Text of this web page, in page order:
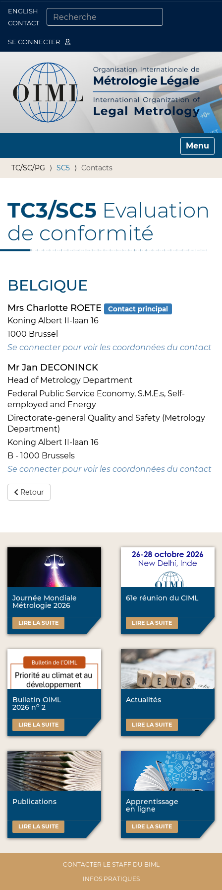
ENGLISH
CONTACT
SE CONNECTER
Toggle
TC/SC/PG SC5 Contacts
TC3/SC5 Evaluation
de conformité
BELGIQUE
Mrs Charlotte ROETE Contact principal
Koning Albert II-laan 16
1000 Brussel
Se connecter pour voir les coordonnées du contact
Mr Jan DECONINCK
Head of Metrology Department
Federal Public Service Economy, S.M.E.s, Self-
employed and Energy
Directorate-general Quality and Safety (Metrology
Department)
Koning Albert II-laan 16
B - 1000 Brussels
Se connecter pour voir les coordonnées du contact
Retour
Journée Mondiale
Métrologie 2026
LIRE LA SUITE
61e réunion du CIML
LIRE LA SUITE
Bulletin OIML
2026 no 2
LIRE LA SUITE
Actualités
LIRE LA SUITE
Publications
LIRE LA SUITE
Apprentissage
en ligne
LIRE LA SUITE
CONTACTER LE STAFF DU BIML
INFOS PRATIQUES